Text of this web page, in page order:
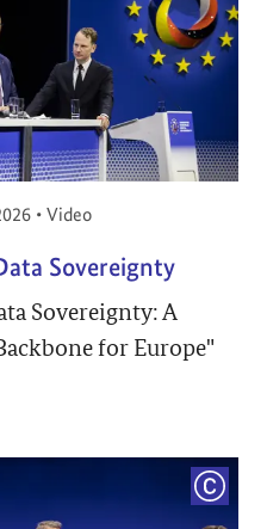
am:
• Video
Sovereignty
Sovereignty: A
for Europe"